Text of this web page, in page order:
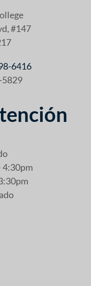
#147
6416
5829
4:30pm